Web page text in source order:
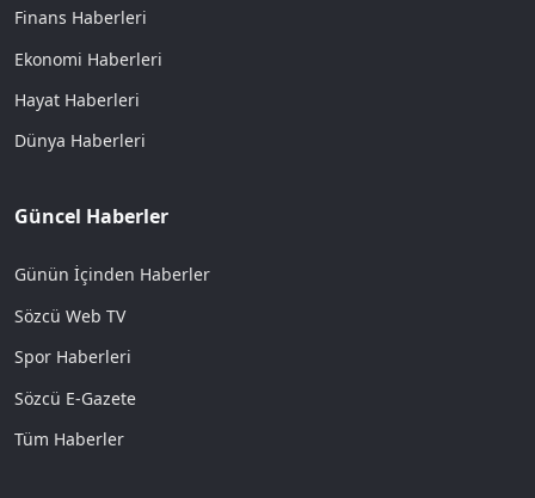
Finans Haberleri
Ekonomi Haberleri
Hayat Haberleri
Dünya Haberleri
Güncel Haberler
Günün İçinden Haberler
Sözcü Web TV
Spor Haberleri
Sözcü E-Gazete
Tüm Haberler